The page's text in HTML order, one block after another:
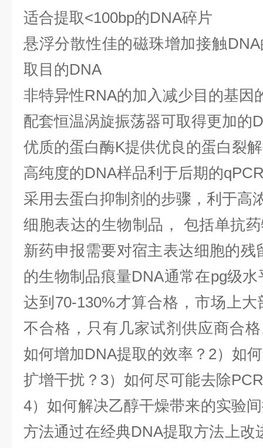
适合提取<100bp的DNA碎片
悬浮分散性佳的磁珠增加接触
取目的DNA
非特异性RNA的加入减少目的基因
配套恒温涡旋振荡器可取得更加的
优质的蛋白酶K提供优良的蛋白裂
高纯度的DNA样品利于后期的
采用去蛋白抑制剂的步骤，利于高
细胞表达的生物制品， 包括单抗
新药申报需要对宿主表达细胞的
的生物制品痕量DNA通常在pg级
达到70-130%才算合格，市场上
不合格，只有几家试剂供应商合
如何增加DNA提取的效率？2）如
扩增干扰？3）如何尽可能去除
4）如何解决乙醇干燥带来的实验
方法通过在经典DNA提取方法上改